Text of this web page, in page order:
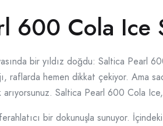
600 Cola Ice
bir yıldız doğdu: Saltica Pearl
raflarda hemen dikkat çekiyor. Ama
Saltica Pearl 600 Cola Ice,
bir dokunuşla sunuyor.